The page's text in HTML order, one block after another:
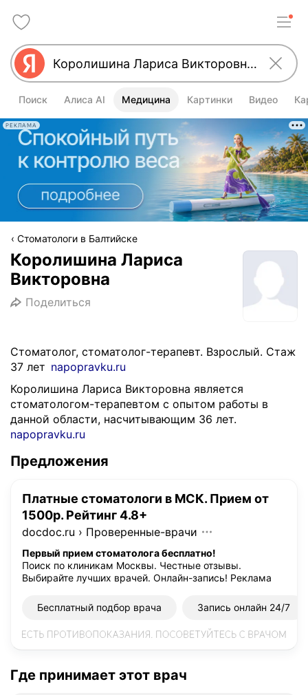
Поиск Алиса AI Медицина Картинки Видео
РЕКЛАМА
Стоматологи в Балтийске
Королишина Лариса
Викторовна
Поделиться
Стоматолог, стоматолог-терапевт. Взрослый. Стаж
37 лет napopravku.ru
Королишина Лариса Викторовна является
стоматологом-терапевтом с опытом работы в
данной области, насчитывающим 36 лет.
napopravku.ru
Предложения
Платные стоматологи в МСК. Прием от
1500р. Рейтинг 4.8+
docdoc.ru › Проверенные-врачи
Первый прием стоматолога бесплатно!
Поиск по клиникам Москвы. Честные отзывы.
Выбирайте лучших врачей. Онлайн-запись! Реклама
Бесплатный подбор врача Запись онлайн 24/7
Где принимает этот врач